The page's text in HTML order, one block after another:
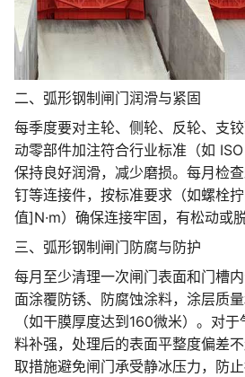
二、弧形钢制闸门润滑与紧固
每季度要对主轮、侧轮、反轮、支
动零部件加注符合行业标准（如 ISO
保持良好润滑，减少磨损。每月检
钉等连接件，按标准要求（如螺栓
值]N·m）确保连接牢固，有松动或
三、弧形钢制闸门防腐与防护
每月至少清理一次闸门表面和门槽
面涂覆防锈、防腐蚀涂料，涂层质
（如干膜厚度达到160微米）。对
料补强，处理后的表面平整度偏差
取措施避免闸门承受静冰压力，防